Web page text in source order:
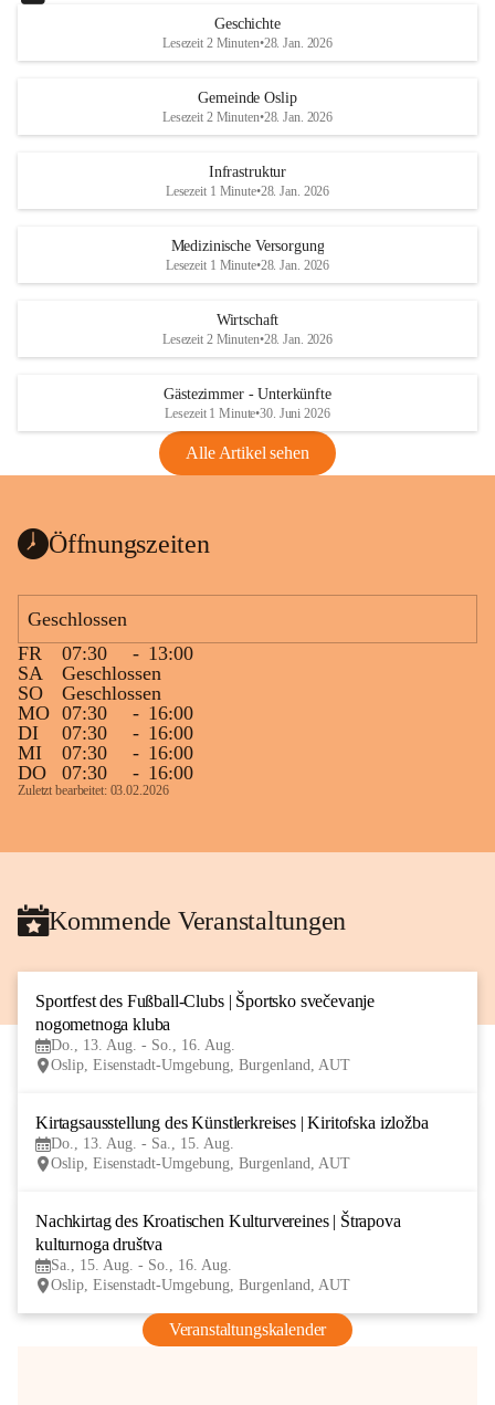
Geschichte
Lesezeit 2 Minuten•28. Jan. 2026
Gemeinde Oslip
Lesezeit 2 Minuten•28. Jan. 2026
Infrastruktur
Lesezeit 1 Minute•28. Jan. 2026
Medizinische Versorgung
Lesezeit 1 Minute•28. Jan. 2026
Wirtschaft
Lesezeit 2 Minuten•28. Jan. 2026
Gästezimmer - Unterkünfte
Lesezeit 1 Minute•30. Juni 2026
Alle Artikel sehen
Öffnungszeiten
Geschlossen
FR
07:30 - 13:00
SA
Geschlossen
SO
Geschlossen
MO 07:30 - 16:00
DI
07:30 - 16:00
MI
07:30 - 16:00
DO
07:30 - 16:00
Zuletzt bearbeitet: 03.02.2026
Kommende Veranstaltungen
Sportfest des Fußball-Clubs | Športsko svečevanje
nogometnoga kluba
Do., 13. Aug. - So., 16. Aug.
Oslip, Eisenstadt-Umgebung, Burgenland, AUT
Kirtagsausstellung des Künstlerkreises | Kiritofska izložba
Do., 13. Aug. - Sa., 15. Aug.
Oslip, Eisenstadt-Umgebung, Burgenland, AUT
Nachkirtag des Kroatischen Kulturvereines | Štrapova
kulturnoga društva
Sa., 15. Aug. - So., 16. Aug.
Oslip, Eisenstadt-Umgebung, Burgenland, AUT
Veranstaltungskalender